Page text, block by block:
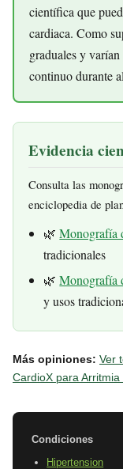
científica que
cardiaca. Como
graduales y
continuo durante
Evidencia
Consulta las
enciclopedia de
🌿Monografía
tradicionales
🌿Monografía
y usos
Más opiniones: Ver
CardioX para Arritmia
Condiciones
Hipertension